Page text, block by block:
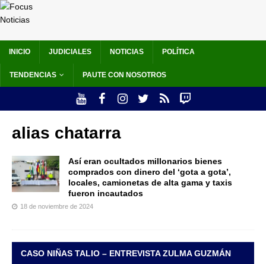
INICIO JUDICIALES NOTICIAS POLÍTICA
TENDENCIAS PAUTE CON NOSOTROS
alias chatarra
Así eran ocultados millonarios bienes
comprados con dinero del ‘gota a gota’,
locales, camionetas de alta gama y taxis
fueron incautados
18 de noviembre de 2024
CASO NIÑAS TALIO – ENTREVISTA ZULMA GUZMÁN